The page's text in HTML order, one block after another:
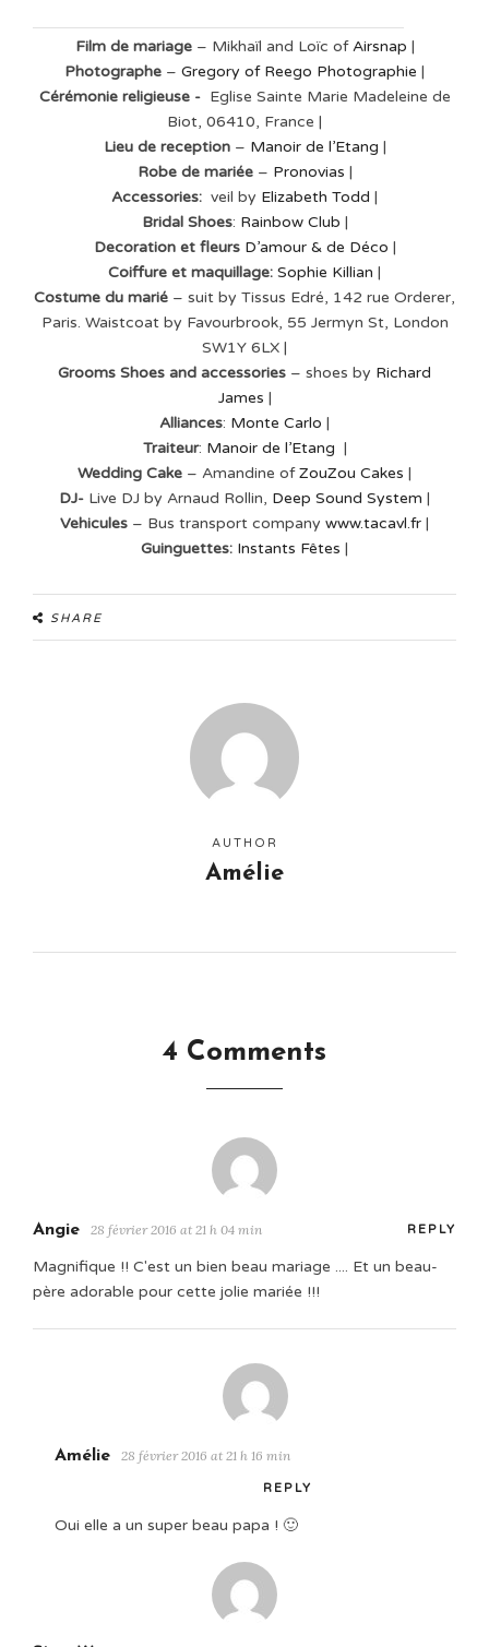
Film de mariage – Mikhaïl and Loïc ofAirsnap
Photographe – Gregory of Reego Photographie
Cérémonie religieuse - Eglise Sainte Marie Madeleine de
Biot, 06410, France |
Lieu de reception– Manoir de l’Etang
Robe de mariée– Pronovias
Accessories: veil by Elizabeth Todd
Bridal Shoes: Rainbow Club
Decoration et fleurs D’amour & de Déco
Coiffure et maquillage: Sophie Killian
Costume du marié – suit by Tissus Edré, 142 rue Orderer,
Paris. Waistcoat by Favourbrook, 55 Jermyn St, London
SW1Y 6LX |
Grooms Shoes and accessories – shoes by Richard
James
Alliances: Monte Carlo
Traiteur: Manoir de l’Etang
Wedding Cake – Amandine ofZouZou Cakes
DJ- Live DJ by Arnaud Rollin, Deep Sound System
Vehicules – Bus transport company www.tacavl.fr
Guinguettes: Instants Fêtes
SHARE
AUTHOR
Amélie
4 Comments
Angie 28 février 2016 at 21 h 04 min REPLY
Magnifique !! C'est un bien beau mariage .... Et un beau-
père adorable pour cette jolie mariée !!!
Amélie 28 février 2016 at 21 h 16 min
REPLY
Oui elle a un super beau papa ! 🙂